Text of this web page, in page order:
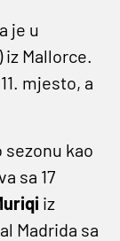
je u
iz Mallorce.
mjesto, a
kao
sa 17
iz
Madrida sa